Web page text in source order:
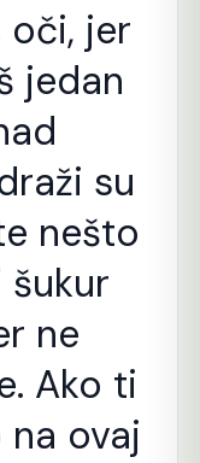
jer
jedan
su
nešto
šukur
ne
Ako ti
ovaj